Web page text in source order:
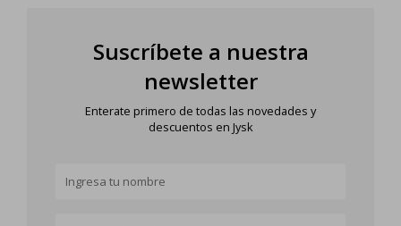
Suscríbete a nuestra
newsletter
Enterate primero de todas las novedades y
descuentos en Jysk